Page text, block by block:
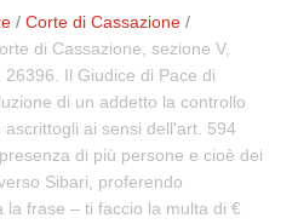
/Corte di Cassazione /
di Cassazione, sezione V,
Il Giudice di Pace di
di un addetto la controllo
ai sensi dell'art. 594
di più persone e cioè dei
Sibari, proferendo
la frase – ti faccio la multa di €